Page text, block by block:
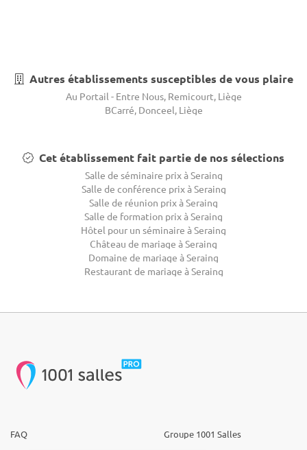
Autres établissements susceptibles de vous plaire
Au Portail - Entre Nous, Remicourt, Liège
BCarré, Donceel, Liège
Cet établissement fait partie de nos sélections
Salle de séminaire prix à Seraing
Salle de conférence prix à Seraing
Salle de réunion prix à Seraing
Salle de formation prix à Seraing
Hôtel pour un séminaire à Seraing
Château de mariage à Seraing
Domaine de mariage à Seraing
Restaurant de mariage à Seraing
FAQ
Groupe 1001 Salles